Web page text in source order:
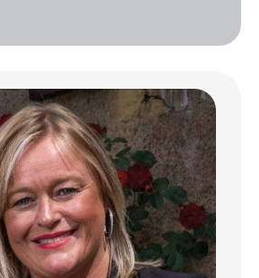
à neuf lumineux et traversant
supplémentaire à prévoir.
contactez l'agence